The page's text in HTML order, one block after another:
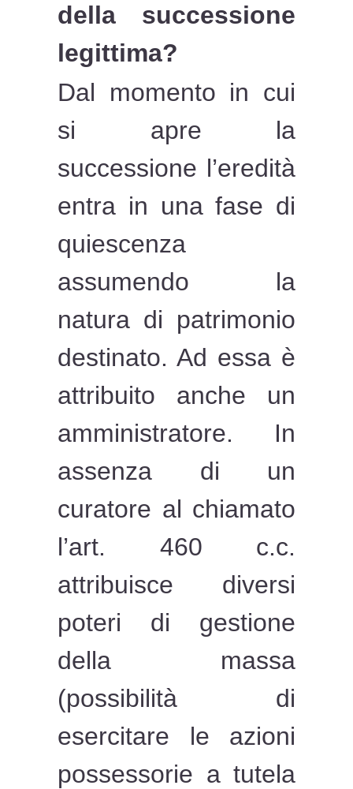
della successione
legittima?
Dal momento in cui
si apre la
successione l’eredità
entra in una fase di
quiescenza
assumendo la
natura di patrimonio
destinato. Ad essa è
attribuito anche un
amministratore. In
assenza di un
curatore al chiamato
l’art. 460 c.c.
attribuisce diversi
poteri di gestione
della massa
(possibilità di
esercitare le azioni
possessorie a tutela